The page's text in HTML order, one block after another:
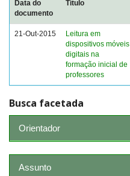
Data do
documento
Título
21-Out-2015
Leitura em
dispositivos móveis
digitais na
formação inicial de
professores
Busca facetada
Orientador
Assunto